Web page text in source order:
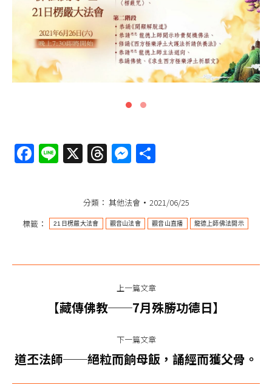
6月26日觀音山LIVE直播 慈悲 龍德上師佛法
Facebook
Line
X Threads
Messenger
分類： 其他法會
2021/06/25
標籤：
21日楞嚴大法會 觀音山法會 觀音山直播 龍德上師佛法開示
航
上一篇文章
上
篇
文
【藏傳佛教──7月殊勝功德日】
下一篇文章
下
道丕法師──絕粒而餉母飯，誦經而獲父骨。